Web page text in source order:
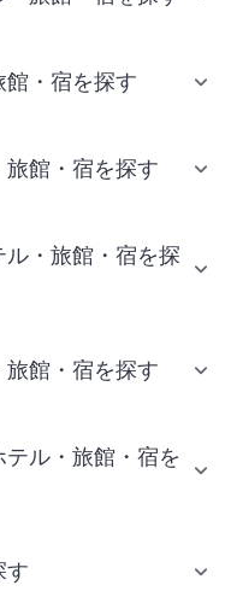
館・宿を探す
館・宿を探す
・旅館・宿を探
館・宿を探す
ル・旅館・宿を
す